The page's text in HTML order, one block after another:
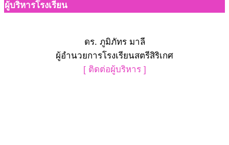
ผู้บริหารโรงเรียน
ดร. ภูมิภัทร มาลี
ผู้อำนวยการโรงเรียนสตรีสิริเกศ
[ ติดต่อผู้บริหาร ]